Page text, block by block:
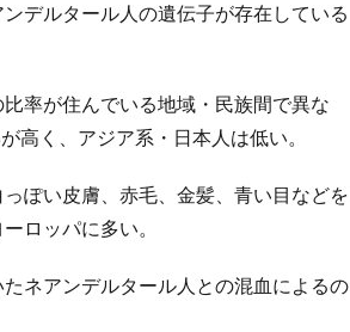
デルタール人の遺伝子が存在している
率が住んでいる地域・民族間で異な
高く、アジア系・日本人は低い。
ぽい皮膚、赤毛、金髪、青い目などを
ロッパに多い。
ネアンデルタール人との混血によるの